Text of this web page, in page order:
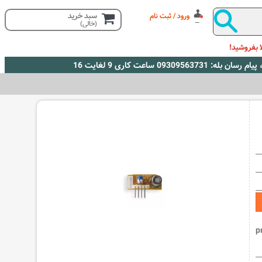
ورود / ثبت نام سبد خرید
(خالی)
بفروشید!